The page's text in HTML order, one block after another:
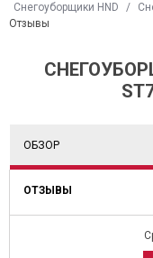
Cнегоуборщики HND
/
Отзывы
ОБЗОР
ОТЗЫВЫ